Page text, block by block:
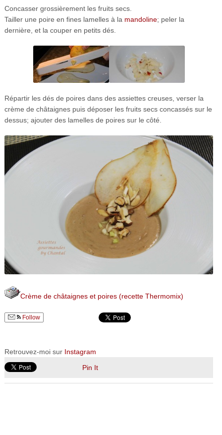
Concasser grossièrement les fruits secs.
Tailler une poire en fines lamelles à la mandoline; peler la
dernière, et la couper en petits dés.
Répartir les dés de poires dans des assiettes creuses, verser la
crème de châtaignes puis déposer les fruits secs concassés sur le
dessus; ajouter des lamelles de poires sur le côté.
Crème de châtaignes et poires (recette Thermomix)
Follow
Retrouvez-moi sur Instagram
Pin It